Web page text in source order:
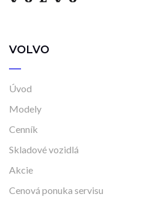
VOLVO
Úvod
Modely
Cenník
Skladové vozidlá
Akcie
Cenová ponuka servisu